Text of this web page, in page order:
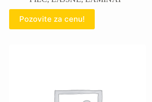
Pozovite za cenu!